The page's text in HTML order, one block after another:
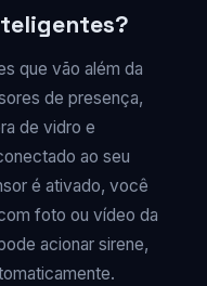
que vão além da
de presença,
de vidro e
ao seu
é ativado, você
foto ou vídeo da
acionar sirene,